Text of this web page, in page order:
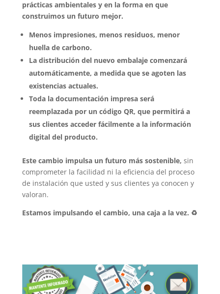
prácticas ambientales y en la forma en que
construimos un futuro mejor.
Menos impresiones, menos residuos, menor
huella de carbono.
La distribución del nuevo embalaje comenzará
automáticamente, a medida que se agoten las
existencias actuales.
Toda la documentación impresa será
reemplazada por un código QR, que permitirá a
sus clientes acceder fácilmente a la información
digital del producto.
Este cambio impulsa un futuro más sostenible, sin
comprometer la facilidad ni la eficiencia del proceso
de instalación que usted y sus clientes ya conocen y
valoran.
Estamos impulsando el cambio, una caja a la vez. ♻️